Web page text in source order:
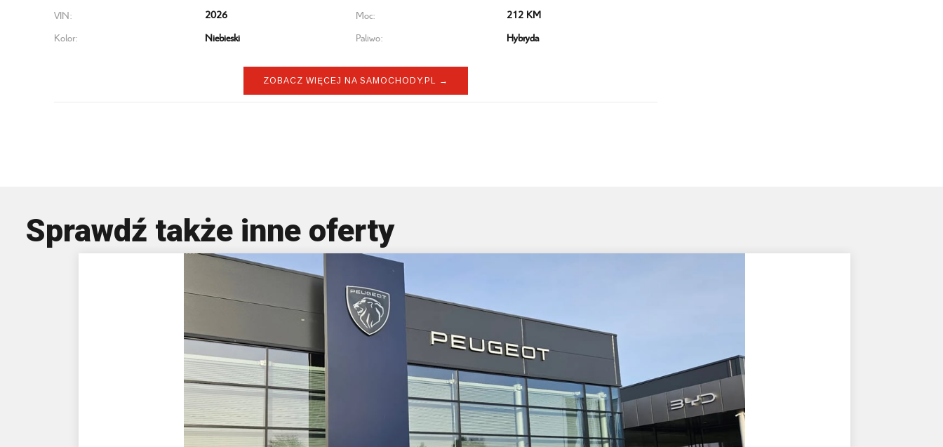
VIN:
Kolor:
2026
Niebieski
Moc:
Paliwo:
212 KM
Hybryda
ZOBACZ WIĘCEJ NA SAMOCHODY.PL →
Sprawdź także inne oferty